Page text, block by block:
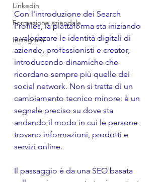
Linkedin
Formazione aziendale
Instagram
Con l'introduzione dei Search
Profiles, la piattaforma sta iniziando
a valorizzare le identità digitali di
aziende, professionisti e creator,
introducendo dinamiche che
ricordano sempre più quelle dei
social network. Non si tratta di un
cambiamento tecnico minore: è un
segnale preciso su dove sta
andando il modo in cui le persone
trovano informazioni, prodotti e
servizi online.
Il passaggio è da una SEO basata